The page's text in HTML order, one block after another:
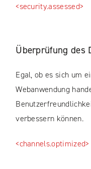
<security.assessed>
Überprüfung des
Egal, ob es sich um
Webanwendung
verbessern können.
<channels.optimized>